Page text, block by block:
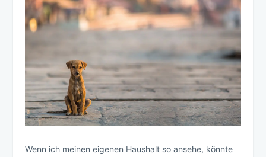
Wenn ich meinen eigenen Haushalt so ansehe, könnte